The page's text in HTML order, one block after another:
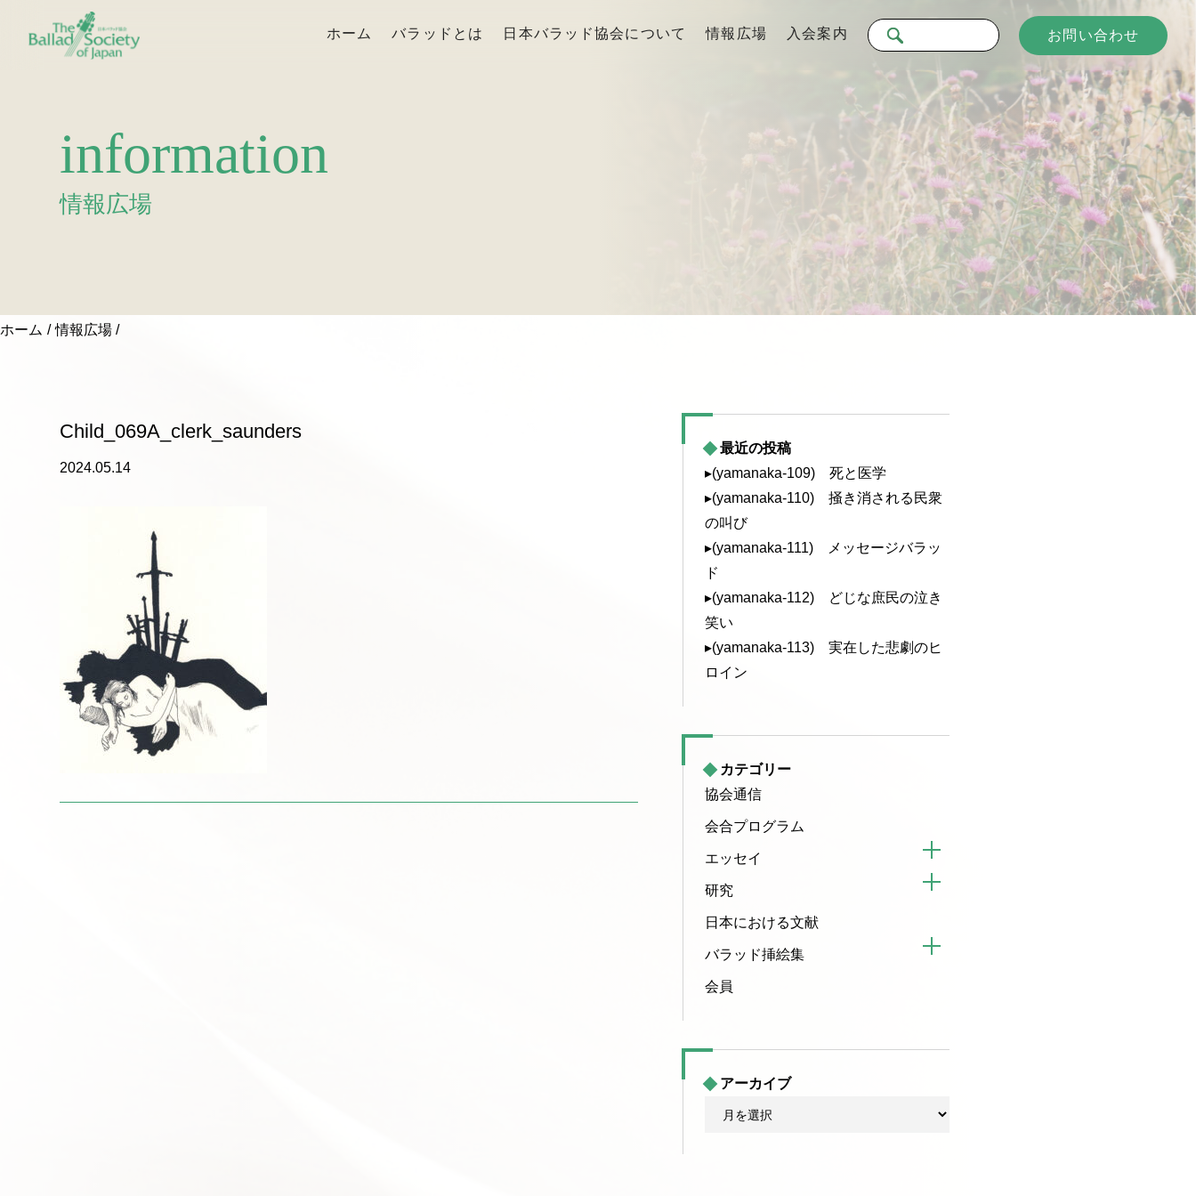
ホーム バラッドとは 日本バラッド協会について 情報広場 入会案内 お問い合わせ
information
情報広場
ホーム 情報広場
Child_069A_clerk_saunders
2024.05.14
最近の投稿
▸(yamanaka-109) 死と医学
▸(yamanaka-110) 掻き消される民衆
の叫び
▸(yamanaka-111) メッセージバラッ
ド
▸(yamanaka-112) どじな庶民の泣き
笑い
▸(yamanaka-113) 実在した悲劇のヒ
ロイン
カテゴリー
協会通信
会合プログラム
エッセイ
研究
日本における文献
バラッド挿絵集
会員
アーカイブ